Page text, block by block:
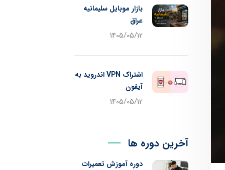
بازار موبایل سلیمانیه
عراق
1405/05/12
اشتراک VPN اندروید به
آیفون
1405/05/12
آخرین دوره ها
دوره آموزش تعمیرات